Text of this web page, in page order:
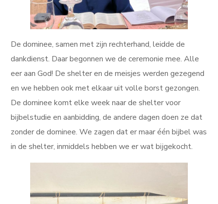
De dominee, samen met zijn rechterhand, leidde de
dankdienst. Daar begonnen we de ceremonie mee. Alle
eer aan God! De shelter en de meisjes werden gezegend
en we hebben ook met elkaar uit volle borst gezongen.
De dominee komt elke week naar de shelter voor
bijbelstudie en aanbidding, de andere dagen doen ze dat
zonder de dominee. We zagen dat er maar één bijbel was
in de shelter, inmiddels hebben we er wat bijgekocht.